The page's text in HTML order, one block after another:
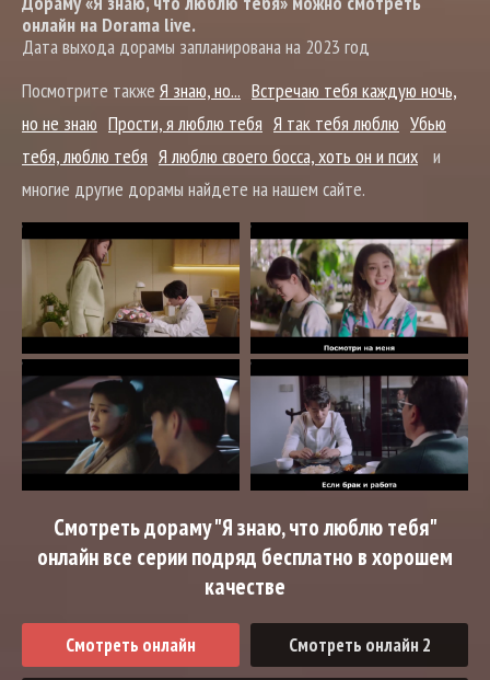
онлайн на Dorama live.
Дата выхода дорамы запланирована на 2023 год
Посмотрите также Я знаю, но... Встречаю тебя каждую ночь,
но не знаю Прости, я люблю тебя Я так тебя люблю Убью
тебя, люблю тебя Я люблю своего босса, хоть он и псих
и
многие другие дорамы найдете на нашем сайте.
Смотреть дораму "Я знаю, что люблю тебя"
онлайн все серии подряд бесплатно в хорошем
качестве
Смотреть онлайн Смотреть онлайн 2